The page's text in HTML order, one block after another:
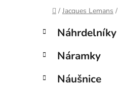
Domů
/ Jacques Lemans /
P
s
r
Přeskočit
kategorie
K
a
e
o
Náhrdelníky
Náramky
Náušnice